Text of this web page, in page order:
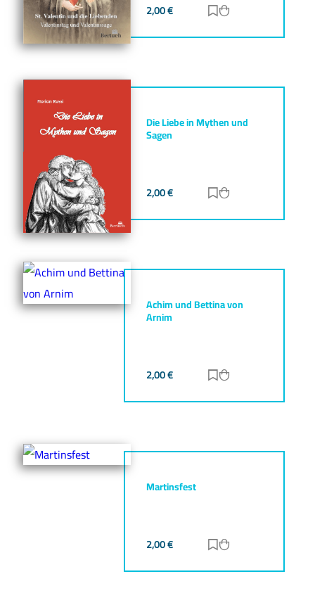
2,00€ Zur Merkliste
Die Liebe in Mythen und
Sagen
2,00€ Zur Merkliste
Achim und Bettina von
Arnim
2,00€ Zur Merkliste
Martinsfest
2,00€ Zur Merkliste